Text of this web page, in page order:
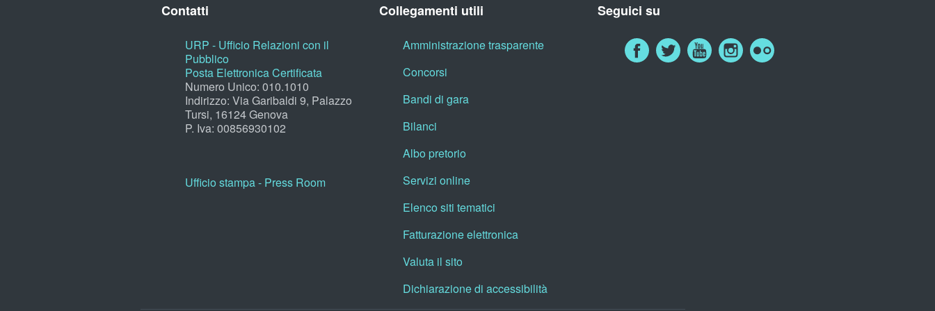
Contatti
URP - Ufficio Relazioni con il
Pubblico
Posta Elettronica Certificata
Numero Unico: 010.1010
Indirizzo: Via Garibaldi 9, Palazzo
Tursi, 16124 Genova
P. Iva: 00856930102
Ufficio stampa - Press Room
Collegamenti utili
Amministrazione trasparente
Concorsi
Bandi di gara
Bilanci
Albo pretorio
Servizi online
Elenco siti tematici
Fatturazione elettronica
Valuta il sito
Dichiarazione di accessibilità
Seguici su